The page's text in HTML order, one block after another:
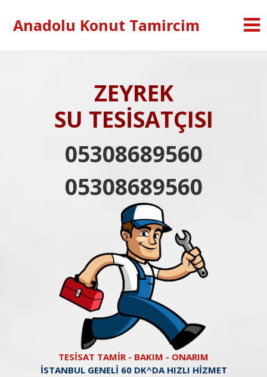
Anadolu Konut Tamircim
ZEYREK
SU TESİSATÇISI
05308689560
05308689560
TESİSAT TAMİR - BAKIM - ONARIM
İSTANBUL GENELİ 60 DK^DA HIZLI HİZMET